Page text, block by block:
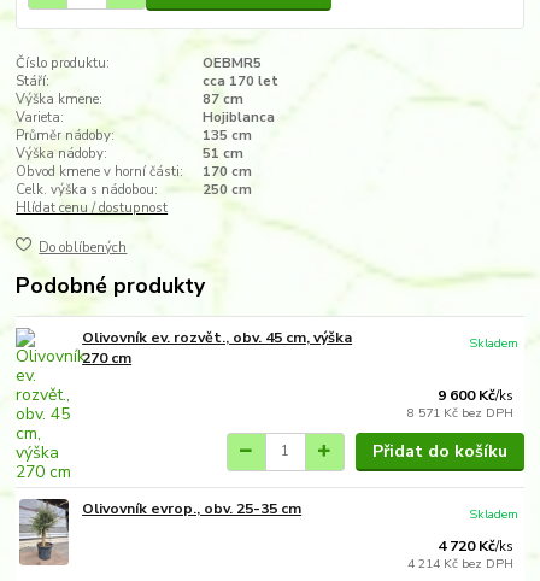
Číslo produktu:
OEBMR5
Stáří:
cca 170 let
Výška kmene:
87 cm
Varieta:
Hojiblanca
Průměr nádoby:
135 cm
Výška nádoby:
51 cm
Obvod kmene v horní části:
170 cm
Celk. výška s nádobou:
250 cm
Hlídat cenu / dostupnost
Do oblíbených
Podobné produkty
Olivovník ev. rozvět., obv. 45 cm, výška
270 cm
9 600 Kč/ks
8 571 Kč bez DPH
Skladem
Přidat do košíku
Olivovník evrop., obv. 25-35 cm
4 720 Kč/ks
4 214 Kč bez DPH
Skladem